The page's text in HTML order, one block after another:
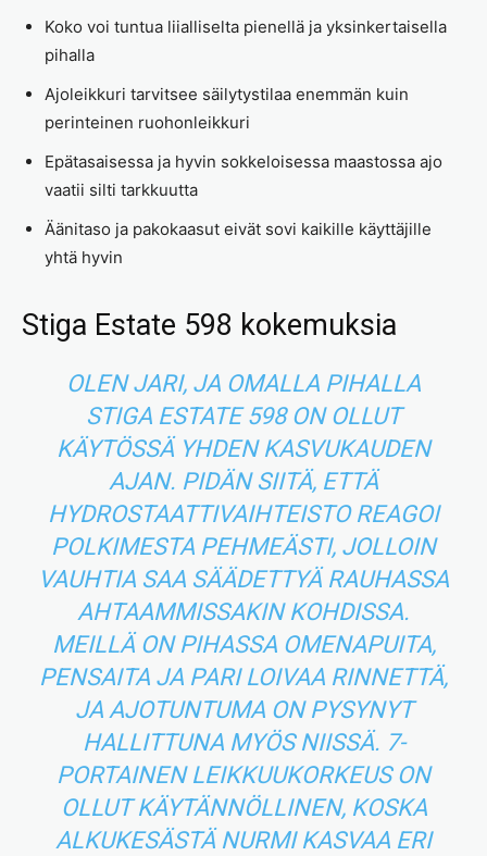
Koko voi tuntua liialliselta pienellä ja yksinkertaisella
pihalla
Ajoleikkuri tarvitsee säilytystilaa enemmän kuin
perinteinen ruohonleikkuri
Epätasaisessa ja hyvin sokkeloisessa maastossa ajo
vaatii silti tarkkuutta
Äänitaso ja pakokaasut eivät sovi kaikille käyttäjille
yhtä hyvin
Stiga Estate 598 kokemuksia
OLEN JARI, JA OMALLA PIHALLA
STIGA ESTATE 598 ON OLLUT
KÄYTÖSSÄ YHDEN KASVUKAUDEN
AJAN. PIDÄN SIITÄ, ETTÄ
HYDROSTAATTIVAIHTEISTO REAGOI
POLKIMESTA PEHMEÄSTI, JOLLOIN
VAUHTIA SAA SÄÄDETTYÄ RAUHASSA
AHTAAMMISSAKIN KOHDISSA.
MEILLÄ ON PIHASSA OMENAPUITA,
PENSAITA JA PARI LOIVAA RINNETTÄ,
JA AJOTUNTUMA ON PYSYNYT
HALLITTUNA MYÖS NIISSÄ. 7-
PORTAINEN LEIKKUUKORKEUS ON
OLLUT KÄYTÄNNÖLLINEN, KOSKA
ALKUKESÄSTÄ NURMI KASVAA ERI